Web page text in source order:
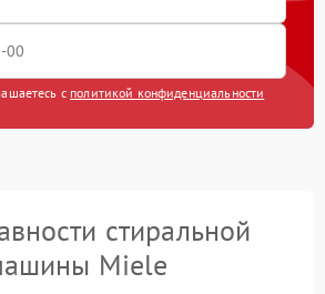
с политикой конфиденциальности
стиральной
Miele